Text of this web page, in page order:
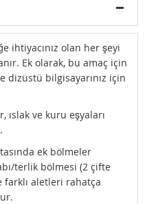
ihtiyacınız olan her şeyi
Ek olarak, bu amaç için
dizüstü bilgisayarınız için
ıslak ve kuru eşyaları
ek bölmeler
terlik bölmesi (2 çifte
farklı aletleri rahatça